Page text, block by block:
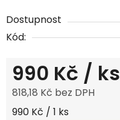
Dostupnost
Kód:
990 Kč / ks
818,18 Kč bez DPH
Měrná cena:
990 Kč / 1 ks